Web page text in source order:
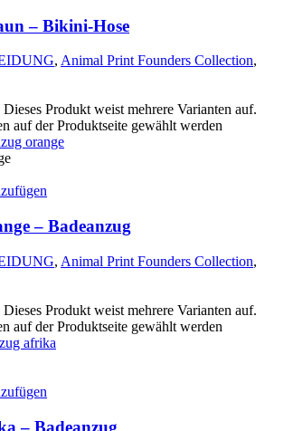
– Bikini-Hose
, Animal Print Founders Collection,
Dieses Produkt weist mehrere Varianten auf.
auf der Produktseite gewählt werden
– Badeanzug
, Animal Print Founders Collection,
Dieses Produkt weist mehrere Varianten auf.
auf der Produktseite gewählt werden
– Badeanzug